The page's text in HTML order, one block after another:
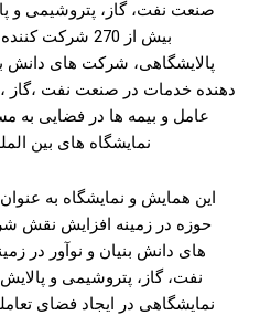
بیش از 270
پالایشگاهی، شرکت های دانش
دهنده خدمات در صنعت نفت ،گاز
نمایشگاه های بین
این همایش و نمایشگاه به
حوزه در زمینه افزایش نقش
های دانش بنیان و نوآور در
نفت، گاز، پتروشیمی و
نمایشگاهی در ایجاد فضای